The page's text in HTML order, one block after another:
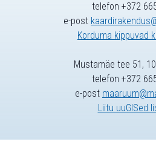
telefon +372
e-post
Korduma kippuvad
Mustamäe tee 51,
telefon +372
e-post
Liitu uuGISed